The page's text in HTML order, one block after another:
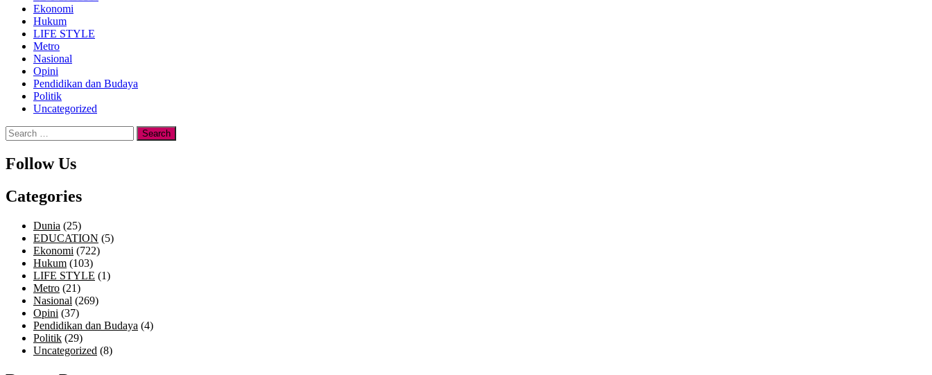
Ekonomi
Hukum
LIFE STYLE
Metro
Nasional
Opini
Pendidikan dan Budaya
Politik
Uncategorized
Search
for:
Follow Us
Categories
Dunia (25)
EDUCATION (5)
Ekonomi (722)
Hukum (103)
LIFE STYLE (1)
Metro (21)
Nasional (269)
Opini (37)
Pendidikan dan Budaya (4)
Politik (29)
Uncategorized (8)